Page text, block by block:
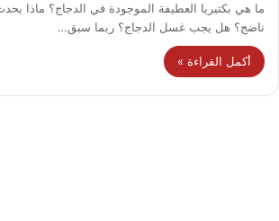
ما هي بكتيريا العطيفة الموجودة في الدجاج؟ ماذا
ناضج؟ هل يجب غسل الدجاج؟ ربما سبق…
أكمل القراءة »